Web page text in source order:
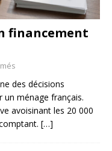
financement
des décisions
un ménage français.
avoisinant les 20 000
[…]